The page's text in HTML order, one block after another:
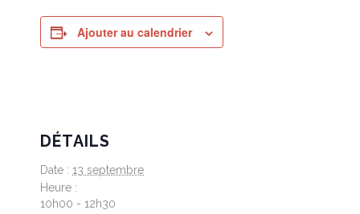
Ajouter au calendrier
DÉTAILS
Date : 13 septembre
Heure :
10h00 - 12h30